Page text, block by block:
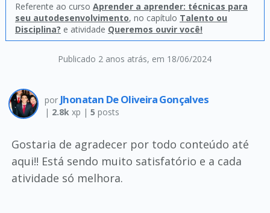
Publicado 2 anos atrás, em 18/06/2024
Referente ao curso Aprender a aprender: técnicas para
seu autodesenvolvimento, no capítulo Talento ou
Disciplina? e atividade Queremos ouvir você!
por Jhonatan De Oliveira Gonçalves
| 2.8kxp | 5 posts
Gostaria de agradecer por todo conteúdo até
aqui!! Está sendo muito satisfatório e a cada
atividade só melhora.